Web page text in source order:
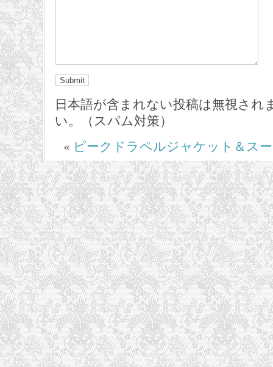
日本語が含まれない投稿は無視され
い。（スパム対策）
« ピークドラペルジャケット＆ス